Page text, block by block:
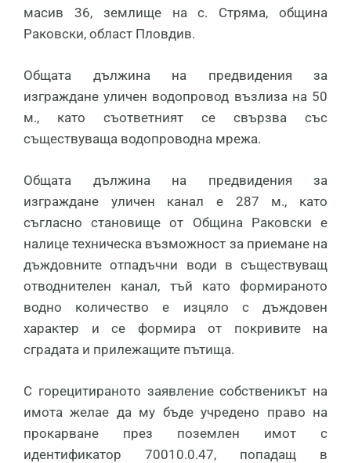
масив 36, землище на с. Стряма, община
Раковски, област Пловдив.
Общата дължина на предвидения за
изграждане уличен водопровод възлиза на 50
м., като съответният се свързва със
съществуваща водопроводна мрежа.
Общата дължина на предвидения за
изграждане уличен канал е 287 м., като
съгласно становище от Община Раковски е
налице техническа възможност за приемане на
дъждовните отпадъчни води в съществуващ
отводнителен канал, тъй като формираното
водно количество е изцяло с дъждовен
характер и се формира от покривите на
сградата и прилежащите пътища.
С горецитираното заявление собственикът на
имота желае да му бъде учредено право на
прокарване през поземлен имот с
идентификатор 70010.0.47, попадащ в